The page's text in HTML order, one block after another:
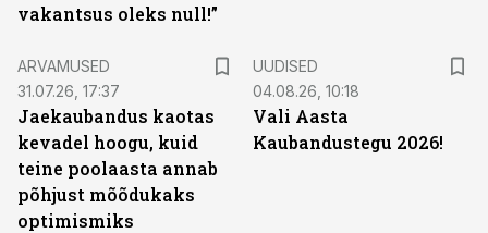
vakantsus oleks null!”
ARVAMUSED
31.07.26, 17:37
Jaekaubandus kaotas
kevadel hoogu, kuid
teine poolaasta annab
põhjust mõõdukaks
optimismiks
UUDISED
04.08.26, 10:18
Vali Aasta
Kaubandustegu 2026!